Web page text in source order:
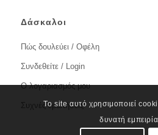
Δάσκαλοι
Πώς δουλεύει / Οφέλη
Συνδεθείτε / Login
Ο λογαριασμός μου
Συχνές ερωτήσεις
Το site αυτό χρησιμοποιεί
δυνατή